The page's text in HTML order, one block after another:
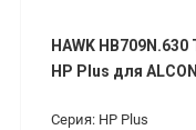
HAWK
HP Plus для
Серия: HP Plus